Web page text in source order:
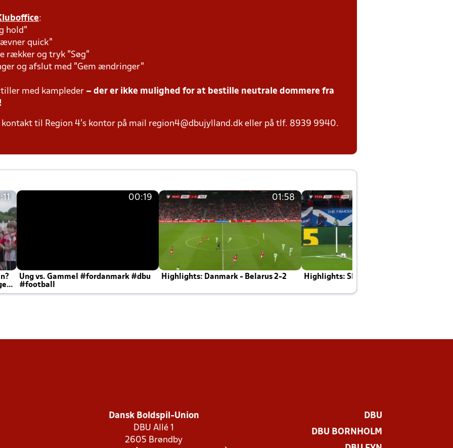
:
hold"
quick"
rækker og tryk "Søg"
og afslut med "Gem ændringer"
med kampleder – der er ikke mulighed for at bestille neutrale dommere fra
kontakt til Region 4's kontor på mail region4@dbujylland.dk eller på tlf. 8939 9940.
00:19
Ung vs. Gammel #fordanmark #dbu
#football
01:58
Highlights: Danmark - Belarus 2-2 Highlights: Skotland - Danmark 4-2
Dansk Boldspil-Union
DBU Allé 1
2605 Brøndby
DBU
DBU BORNHOLM